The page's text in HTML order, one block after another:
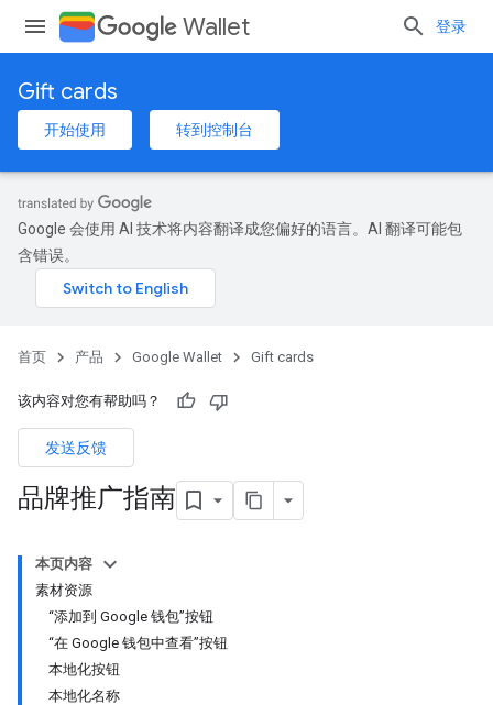
Wallet 登录
Gift cards
开始使用 转到控制台
Google 会使用 AI 技术将内容翻译成您偏好的语言。AI 翻译可能包
含错误。
首页 产品 Google Wallet Gift cards
该内容对您有帮助吗？
发送反馈
品牌推广指南
本页内容
素材资源
“添加到 Google 钱包”按钮
“在 Google 钱包中查看”按钮
本地化按钮
本地化名称